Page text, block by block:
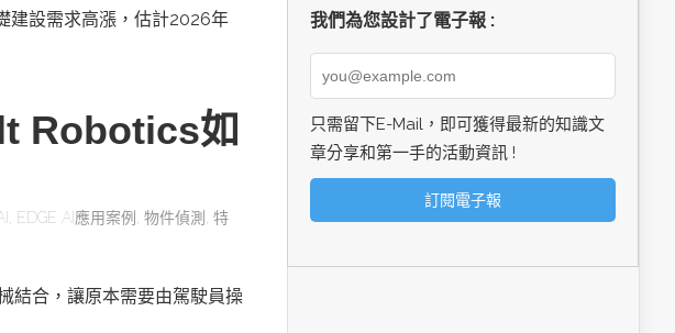
建設需求高漲，估計2026年
Robotics如
EDGE AI應用案例 物件偵測
特
結合，讓原本需要由駕駛員操
我們為您設計了電子報 :
只需留下E-Mail，即可獲得最新的知識文
章分享和第一手的活動資訊 !